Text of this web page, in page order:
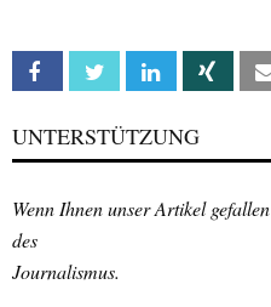
Facebook Twitter Linkedin Xing
UNTERSTÜTZUNG
Wenn Ihnen unser Artikel
des
Journalismus.